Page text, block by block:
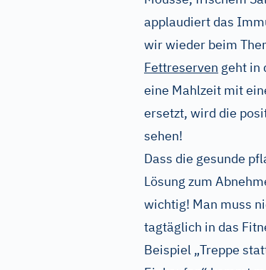
applaudiert das
wir wieder beim
Fettreserven geht in
eine Mahlzeit mit
ersetzt, wird die
sehen!
Dass die gesunde
Lösung zum
wichtig! Man muss
tagtäglich in das
Beispiel „Treppe